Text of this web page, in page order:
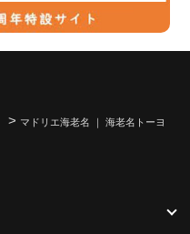
> マドリエ海老名 ｜ 海老名トーヨ